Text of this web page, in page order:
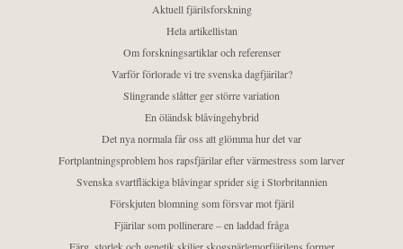
Aktuell fjärilsforskning
Hela artikellistan
Om forskningsartiklar och referenser
Varför förlorade vi tre svenska dagfjärilar?
Slingrande slåtter ger större variation
En öländsk blåvingehybrid
Det nya normala får oss att glömma hur det var
Fortplantningsproblem hos rapsfjärilar efter värmestress som larver
Svenska svartfläckiga blåvingar sprider sig i Storbritannien
Förskjuten blomning som försvar mot fjäril
Fjärilar som pollinerare – en laddad fråga